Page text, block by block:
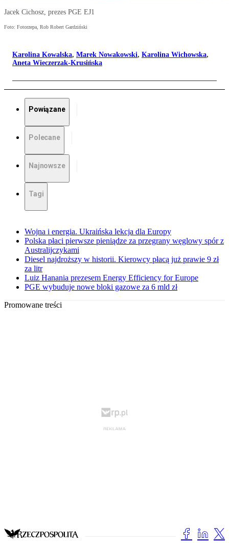
Jacek Cichosz, prezes PGE EJ1
Foto: Fotorzepa, Rob Robert Gardziński
Karolina Kowalska, Marek Nowakowski, Karolina Wichowska,
Aneta Wieczerzak-Krusińska
Powiązane
Polecane
Najnowsze
Tagi
Wojna i energia. Ukraińska lekcja dla Europy
Polska płaci pierwsze pieniądze za przegrany węglowy spór z
Australijczykami
Diesel najdroższy w historii. Kierowcy płacą już prawie 9 zł
za litr
Luiz Hanania prezesem Energy Efficiency for Europe
PGE wybuduje nowe bloki gazowe za 6 mld zł
Promowane treści